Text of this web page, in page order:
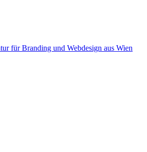
für Branding und Webdesign aus Wien